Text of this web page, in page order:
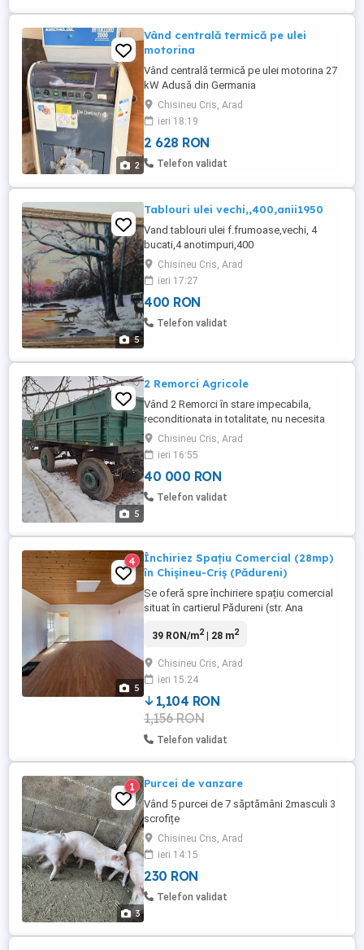
2
Vând centrală termică pe ulei
motorina
Vând centrală termică pe ulei motorina 27
kW Adusă din Germania
Chisineu Cris, Arad
ieri 18:19
2 628 RON
Telefon validat
5
Tablouri ulei vechi,,400,anii1950
Vand tablouri ulei f.frumoase,vechi, 4
bucati,4 anotimpuri,400
Chisineu Cris, Arad
ieri 17:27
400 RON
Telefon validat
5
2 Remorci Agricole
Vând 2 Remorci în stare impecabila,
reconditionata in totalitate, nu necesita
nici un fel reparație, preț 40.000 lei
amândouă, nu se vând separat.
Chisineu Cris, Arad
ieri 16:55
40 000 RON
Telefon validat
5
4
Închiriez Spațiu Comercial (28mp)
în Chișineu-Criș (Pădureni)
Se oferă spre închiriere spațiu comercial
situat în cartierul Pădureni (str. Ana
diverse activități comerciale, birouri sau
și vizibilitate. Spațiul urmează să fie
renovat, oferind viitorului chiriaș avantajul
de ...
39 RON/m2| 28 m2
Chisineu Cris, Arad
ieri 15:24
1,104 RON
1,156 RON
Telefon validat
3
1 Purcei de vanzare
Vând 5 purcei de 7 săptămâni 2masculi 3
scrofițe
Chisineu Cris, Arad
ieri 14:15
230 RON
Telefon validat